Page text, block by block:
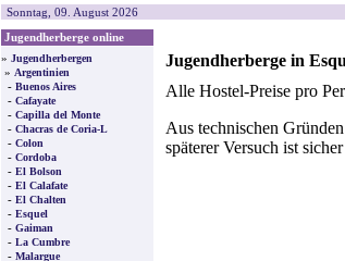
Sonntag, 09. August 2026
Jugendherberge online
» Jugendherbergen
» Argentinien
- Buenos Aires
- Cafayate
- Capilla del Monte
- Chacras de Coria-L
- Colon
- Cordoba
- El Bolson
- El Calafate
- El Chalten
- Esquel
- Gaiman
- La Cumbre
- Malargue
Jugendherberge in
Alle Hostel-Preise pro
Aus technischen
späterer Versuch ist